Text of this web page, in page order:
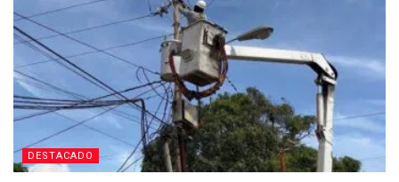
DESTACADO